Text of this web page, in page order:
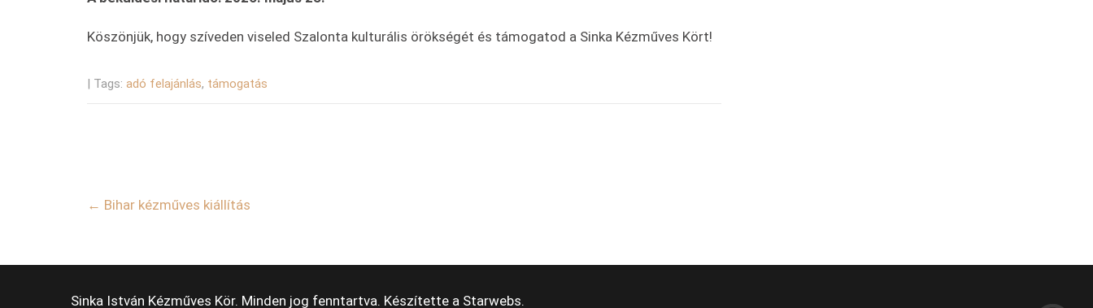
Köszönjük, hogy szíveden viseled Szalonta kulturális örökségét és támogatod a Sinka Kézműves Kört!
| Tags: adó felajánlás, támogatás
Post
navigation
← Bihar kézműves kiállítás
Sinka István Kézműves Kör. Minden jog fenntartva. Készítette a Starwebs.